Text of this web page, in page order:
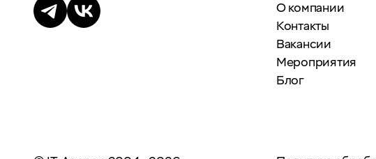
О компании
Контакты
Вакансии
Мероприятия
Блог